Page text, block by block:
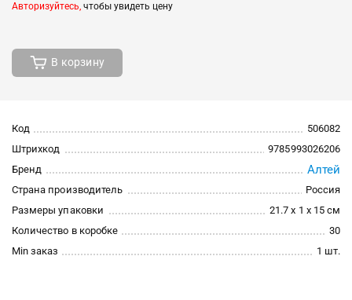
Авторизуйтесь, чтобы увидеть цену
В корзину
Код
506082
Штрихкод
9785993026206
Бренд
Алтей
Страна производитель
Россия
Размеры упаковки
21.7 x 1 x 15 см
Количество в коробке
30
Min заказ
1 шт.